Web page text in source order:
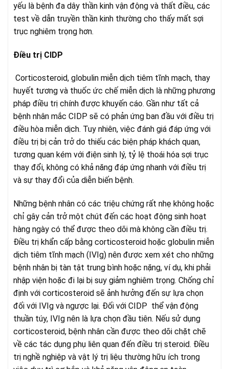
yếu là bệnh đa dây thần kinh vận động và thất điều, các
test về dẫn truyền thần kinh thường cho thấy mất sợi
trục nghiêm trọng hơn.
Điều trị CIDP
Corticosteroid, globulin miễn dịch tiêm tĩnh mạch, thay
huyết tương và thuốc ức chế miễn dịch là những phương
pháp điều trị chính được khuyến cáo. Gần như tất cả
bệnh nhân mắc CIDP sẽ có phản ứng ban đầu với điều trị
điều hòa miễn dịch. Tuy nhiên, việc đánh giá đáp ứng với
điều trị bị cản trở do thiếu các biện pháp khách quan,
tương quan kém với điện sinh lý, tỷ lệ thoái hóa sợi trục
thay đổi, không có khả năng đáp ứng nhanh với điều trị
và sự thay đổi của diễn biến bệnh.
Những bệnh nhân có các triệu chứng rất nhẹ không hoặc
chỉ gây cản trở một chút đến các hoạt động sinh hoạt
hàng ngày có thể được theo dõi mà không cần điều trị.
Điều trị khẩn cấp bằng corticosteroid hoặc globulin miễn
dịch tiêm tĩnh mạch (IVIg) nên được xem xét cho những
bệnh nhân bị tàn tật trung bình hoặc nặng, ví dụ, khi phải
nhập viện hoặc đi lại bị suy giảm nghiêm trọng. Chống chỉ
định với corticosteroid sẽ ảnh hưởng đến sự lựa chọn
đối với IVIg và ngược lại. Đối với CIDP thể vận động
thuần túy, IVIg nên là lựa chọn đầu tiên. Nếu sử dụng
corticosteroid, bệnh nhân cần được theo dõi chặt chẽ
về các tác dụng phụ liên quan đến điều trị steroid. Điều
trị nghề nghiệp và vật lý trị liệu thường hữu ích trong